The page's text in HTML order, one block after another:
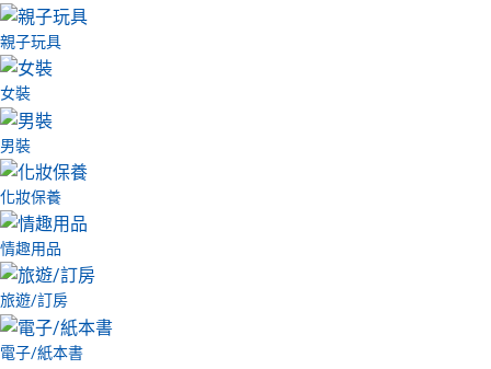
親子玩具
女裝
男裝
化妝保養
情趣用品
旅遊/訂房
電子/紙本書